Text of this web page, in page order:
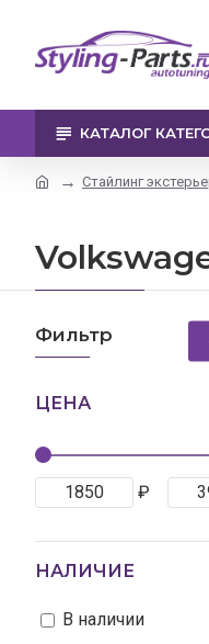
КАТАЛОГ
Стайлинг
Фильтр
ЦЕНА
₽
НАЛИЧИЕ
В наличии